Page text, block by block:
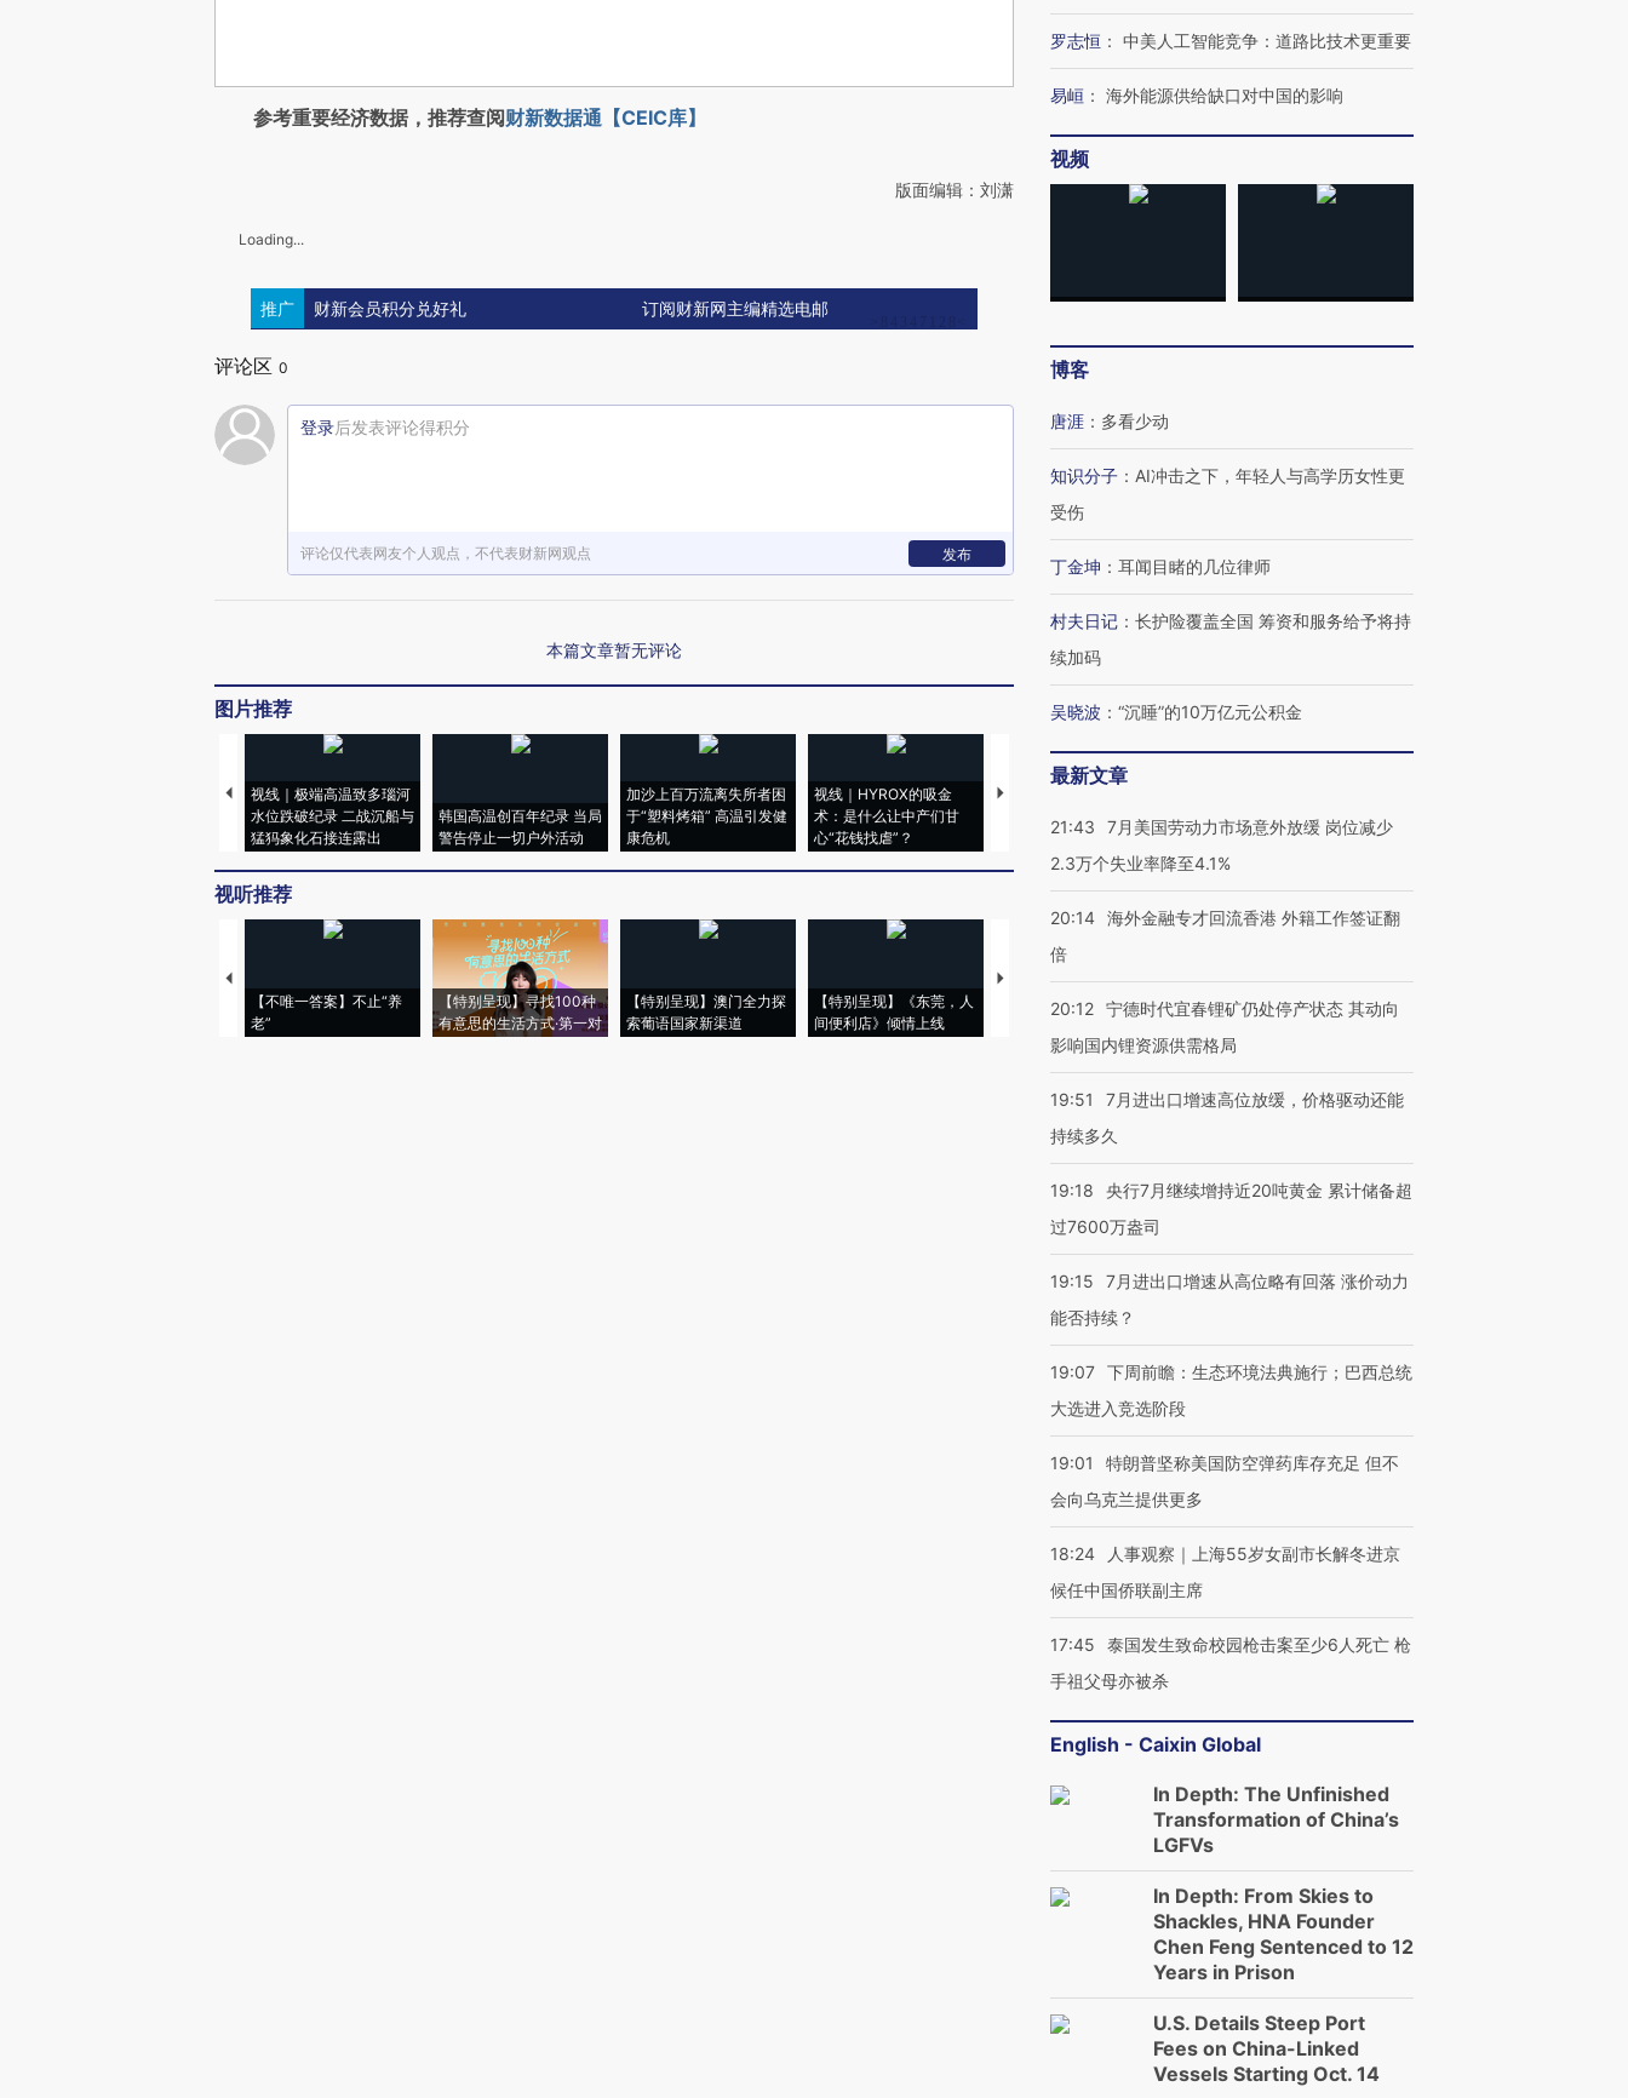
参考重要经济数据，推荐查阅财新数据通【CEIC库】
版面编辑：刘潇
Loading...
推广 财新会员积分兑好礼 订阅财新网主编精选电邮
评论区 0
登录后发表评论得积分
评论仅代表网友个人观点，不代表财新网观点 发布
本篇文章暂无评论
图片推荐
视线｜极端高温致多瑙河
水位跌破纪录 二战沉船与
猛犸象化石接连露出
韩国高温创百年纪录 当局
警告停止一切户外活动
加沙上百万流离失所者困
于“塑料烤箱” 高温引发健
康危机
视线｜HYROX的吸金
术：是什么让中产们甘
心“花钱找虐”？
马航飞行员跨国走私7万
粒摇头丸 尿检体内含3种
度Z世代 用街头抗争将教
育部长拱下台
机”？难民潮撕裂西班牙
飞地休达
视听推荐
【不唯一答案】不止“养
老”
【特别呈现】寻找100种
有意思的生活方式·第一对
【特别呈现】澳门全力探
索葡语国家新渠道
【特别呈现】《东莞，人
间便利店》倾情上线
【推广】走进第四届链博
会，让数智科技“链”接产
【特别呈现】寻找100种
有意思的生活方式·第三对
【商旅对话】华住集团
CFO：不靠规模取胜，华
住三大增长引擎是什么？
罗志恒 ： 中美人工智能竞争：道路比技术更重要
易峘 ： 海外能源供给缺口对中国的影响
视频
博客
唐涯 ： 多看少动
知识分子 ： AI冲击之下，年轻人与高学历女性更
受伤
丁金坤 ： 耳闻目睹的几位律师
村夫日记 ： 长护险覆盖全国 筹资和服务给予将持
续加码
吴晓波 ： “沉睡”的10万亿元公积金
最新文章
21:43
7月美国劳动力市场意外放缓 岗位减少
2.3万个失业率降至4.1%
20:14 海外金融专才回流香港 外籍工作签证翻
倍
20:12 宁德时代宜春锂矿仍处停产状态 其动向
影响国内锂资源供需格局
19:51
7月进出口增速高位放缓，价格驱动还能
持续多久
19:18
央行7月继续增持近20吨黄金 累计储备超
过7600万盎司
19:15
7月进出口增速从高位略有回落 涨价动力
能否持续？
19:07 下周前瞻：生态环境法典施行；巴西总统
大选进入竞选阶段
19:01
特朗普坚称美国防空弹药库存充足 但不
会向乌克兰提供更多
18:24
人事观察｜上海55岁女副市长解冬进京
候任中国侨联副主席
17:45
泰国发生致命校园枪击案至少6人死亡 枪
手祖父母亦被杀
English - Caixin Global
In Depth: The Unfinished
Transformation of China’s
LGFVs
In Depth: From Skies to
Shackles, HNA Founder
Chen Feng Sentenced to 12
Years in Prison
U.S. Details Steep Port
Fees on China-Linked
Vessels Starting Oct. 14